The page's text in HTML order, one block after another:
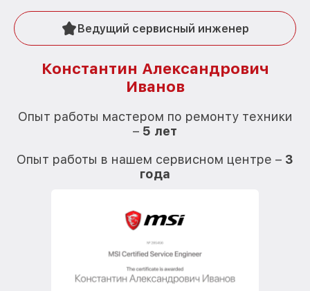
Ведущий сервисный инженер
Константин Александрович
Иванов
Опыт работы мастером по ремонту техники
– 5 лет
Опыт работы в нашем сервисном центре – 3
года